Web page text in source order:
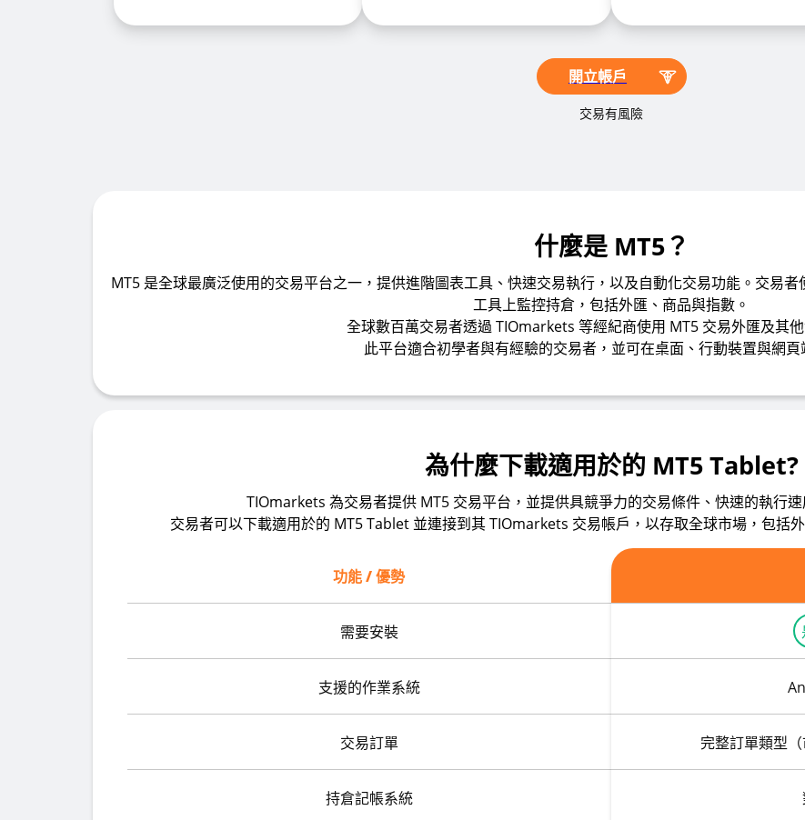
開立帳戶
交易有風險
什麼是 MT5？
MT5 是全球最廣泛使用的交易平台之一，提供進階圖表工具、快速交易執行，以及自動化交易功能。交易
工具上監控持倉，包括外匯、商品與指數。
全球數百萬交易者透過 TIOmarkets 等經紀商使用 MT5 交易外匯及其他
此平台適合初學者與有經驗的交易者，並可在桌面、行動裝置與網頁
為什麼下載適用於的 MT5 Tablet?
TIOmarkets 為交易者提供 MT5 交易平台，並提供具競爭力的交易條件、快速的執行
交易者可以下載適用於的 MT5 Tablet 並連接到其 TIOmarkets 交易帳戶，以存取全球市場，包括
功能 / 優勢
需要安裝
支援的作業系統
交易訂單
持倉記帳系統
完整訂單類型（